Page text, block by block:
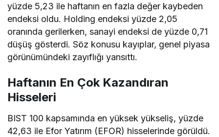
yüzde 5,23 ile haftanın en fazla değer kaybeden
endeksi oldu. Holding endeksi yüzde 2,05
oranında gerilerken, sanayi endeksi de yüzde 0,71
düşüş gösterdi. Söz konusu kayıplar, genel piyasa
görünümündeki zayıflığı yansıttı.
Haftanın En Çok Kazandıran
Hisseleri
BIST 100 kapsamında en yüksek yükseliş, yüzde
42,63 ile Efor Yatırım (EFOR) hisselerinde görüldü.